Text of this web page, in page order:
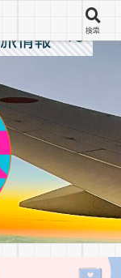
旅情報 ～
検索